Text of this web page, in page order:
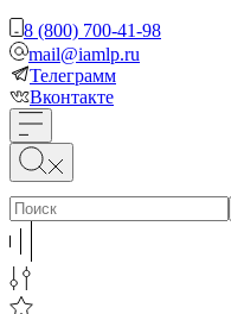
8 (800) 700-41-98
mail@iamlp.ru
Телеграмм
Вконтакте